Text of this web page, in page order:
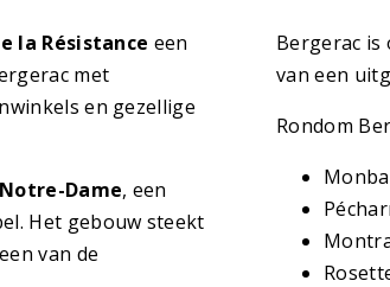
la Résistance een
met
en gezellige
Dame, een
Het gebouw steekt
van de
Bergerac is
van een
Rondom